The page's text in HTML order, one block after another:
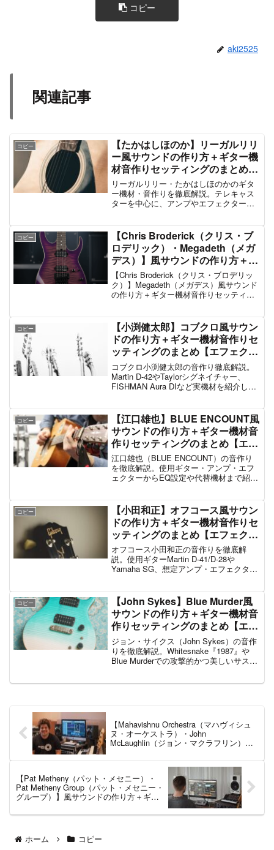
コピー
aki2525
関連記事
コピー
【たかはしほのか】リーガルリリ
ー風サウンドの作り方＋ギター機
材音作りセッティングのまとめ
【エフェクター・アンプ】
リーガルリリー・たかはしほのかのギタ
ー機材・音作りを徹底解説。テレキャス
ターを中心に、アンプやエフェクター、
コピー
【Chris Broderick（クリス・ブ
ロデリック）・Megadeth（メガ
デス）】風サウンドの作り方＋ギ
ター機材音作りセッティングのま
とめ【エフェクター・アンプ】
【Chris Broderick（クリス・ブロデリッ
ク）】Megadeth（メガデス）風サウンド
の作り方＋ギター機材音作りセッティン
ジェンス・シュレッダー、クリス・...
コピー
【小渕健太郎】コブクロ風サウン
ドの作り方＋ギター機材音作りセ
ッティングのまとめ【エフェクタ
ー・アンプ】
コブクロ小渕健太郎の音作り徹底解説。
Martin D-42やTaylorシグネイチャー、
FISHMAN Aura DIなど実機材を紹介し、
コピー
【江口雄也】BLUE ENCOUNT風
サウンドの作り方＋ギター機材音
作りセッティングのまとめ【エフ
ェクター・アンプ】
江口雄也（BLUE ENCOUNT）の音作り
を徹底解説。使用ギター・アンプ・エフ
ェクターからEQ設定や代替機材まで紹介
コピー
【小田和正】オフコース風サウン
ドの作り方＋ギター機材音作りセ
ッティングのまとめ【エフェクタ
ー・アンプ】
オフコース小田和正の音作りを徹底解
説。使用ギターMartin D-41/D-28や
Yamaha SG、想定アンプ・エフェクター
コピー
【John Sykes】Blue Murder風
サウンドの作り方＋ギター機材音
作りセッティングのまとめ【エフ
ェクター・アンプ】
ジョン・サイクス（John Sykes）の音作
りを徹底解説。Whitesnake『1987』や
Blue Murderでの攻撃的かつ美しいサステ
【Mahavishnu Orchestra（マハヴィシュ
ヌ・オーケストラ）・John
McLaughlin（ジョン・マクラフリン）】
【Pat Metheny（パット・メセニー）・
Pat Metheny Group（パット・メセニー・
グループ）】風サウンドの作り方＋ギタ
フェクター・アンプ】
ホーム コピー